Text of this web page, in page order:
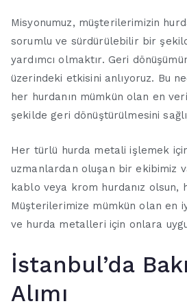
Misyonumuz, müşterilerimizin
sorumlu ve sürdürülebilir bir
yardımcı olmaktır. Geri
üzerindeki etkisini anlıyoruz. Bu
her hurdanın mümkün olan en
şekilde geri dönüştürülmesini
Her türlü hurda metali işlemek
uzmanlardan oluşan bir ekibimiz
kablo veya krom hurdanız olsun,
Müşterilerimize mümkün olan en
ve hurda metalleri için onlara
İstanbul’da
Alımı